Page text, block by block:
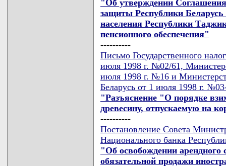
"Об утверждении
защиты Республики
населения Республики
пенсионного обеспечения"
----------
Письмо Государственного
июля 1998 г. №02/61,
июля 1998 г. №16 и
Беларусь от 1 июля 1998 г.
"Разъяснение "О порядке
древесину, отпускаемую на
----------
Постановление Совета
Национального банка
"Об освобождении арендного
обязательной продажи